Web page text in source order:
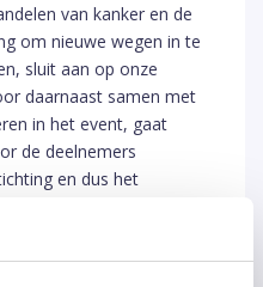
van kanker en de
om nieuwe wegen in te
sluit aan op onze
daarnaast samen met
in het event, gaat
de deelnemers
en dus het